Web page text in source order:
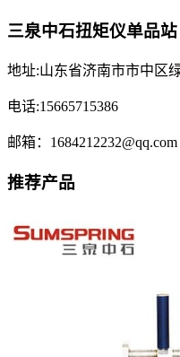
三泉中石扭矩仪单品站
地址:山东省济南市市中区
电话:15665715386
邮箱：1684212232@qq.com
推荐产品